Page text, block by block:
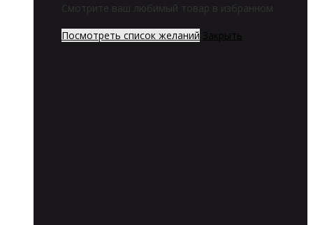
Смотрите ваш любимый товар в избранном
Посмотреть список желаний Закрыть